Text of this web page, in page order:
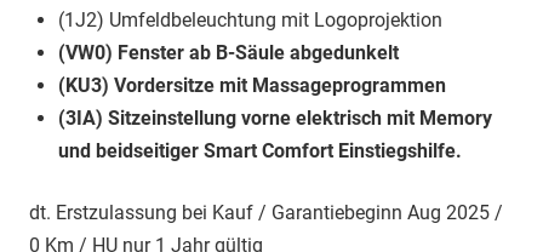
(1J2) Umfeldbeleuchtung mit Logoprojektion
(VW0) Fenster ab B-Säule abgedunkelt
(KU3) Vordersitze mit Massageprogrammen
(3IA) Sitzeinstellung vorne elektrisch mit Memory
und beidseitiger Smart Comfort Einstiegshilfe.
dt. Erstzulassung bei Kauf / Garantiebeginn Aug 2025 /
0 Km / HU nur 1 Jahr gültig